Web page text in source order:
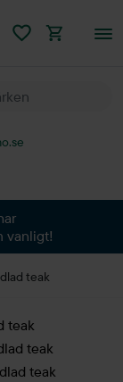
vanligt!
teak